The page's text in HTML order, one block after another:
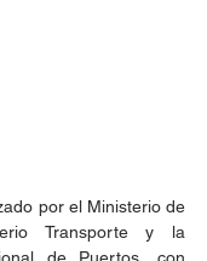
por el Ministerio de
Transporte y la